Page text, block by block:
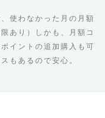
使わなかった月の月額
あり）しかも、月額コ
イントの追加購入も可
もあるので安心。